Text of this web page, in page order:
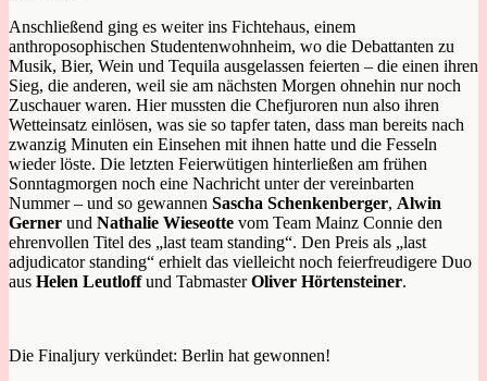
Anschließend ging es weiter ins Fichtehaus, einem
anthroposophischen Studentenwohnheim, wo die Debattanten zu
Musik, Bier, Wein und Tequila ausgelassen feierten – die einen ihren
Sieg, die anderen, weil sie am nächsten Morgen ohnehin nur noch
Zuschauer waren. Hier mussten die Chefjuroren nun also ihren
Wetteinsatz einlösen, was sie so tapfer taten, dass man bereits nach
zwanzig Minuten ein Einsehen mit ihnen hatte und die Fesseln
wieder löste. Die letzten Feierwütigen hinterließen am frühen
Sonntagmorgen noch eine Nachricht unter der vereinbarten
Nummer – und so gewannen Sascha Schenkenberger, Alwin
Gerner und Nathalie Wieseotte vom Team Mainz Connie den
ehrenvollen Titel des „last team standing“. Den Preis als „last
adjudicator standing“ erhielt das vielleicht noch feierfreudigere Duo
aus Helen Leutloffund TabmasterOliver Hörtensteiner.
Die Finaljury verkündet: Berlin hat gewonnen!